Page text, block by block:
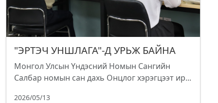
"ЭРТЭЧ УНШЛАГА"-Д УРЬЖ БАЙНА
Монгол Улсын Үндэсний Номын Сангийн
Салбар номын сан дахь Онцлог хэрэгцээт ир...
2026/05/13